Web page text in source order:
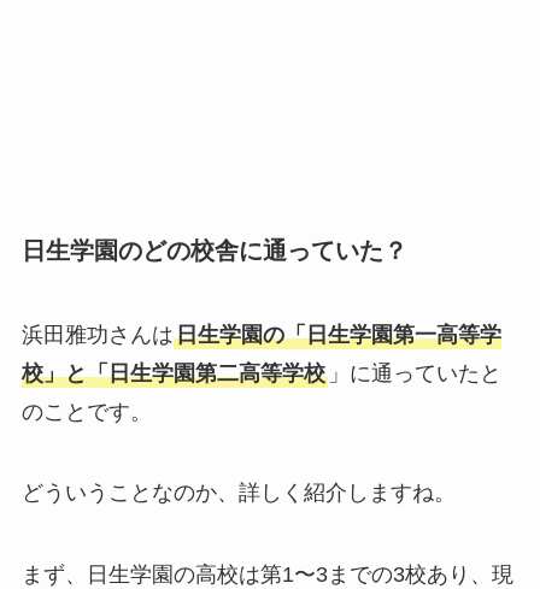
日生学園のどの校舎に通っていた？
浜田雅功さんは日生学園の「日生学園第一高等学
校」と「日生学園第二高等学校」に通っていたと
のことです。
どういうことなのか、詳しく紹介しますね。
まず、日生学園の高校は第1〜3までの3校あり、現